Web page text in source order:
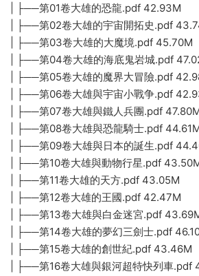
| ├──第01卷大雄的恐龍.pdf 42.93M
| ├──第02卷大雄的宇宙開拓史.pdf
| ├──第03卷大雄的大魔境.pdf 45.70M
| ├──第04卷大雄的海底鬼岩城.pdf
| ├──第05卷大雄的魔界大冒險.pdf
| ├──第06卷大雄與宇宙小戰争.pdf
| ├──第07卷大雄與鐵人兵團.pdf
| ├──第08卷大雄與恐龍騎士.pdf
| ├──第09卷大雄與日本的誕生.pdf
| ├──第10卷大雄與動物行星.pdf
| ├──第11卷大雄的天方.pdf 43.05M
| ├──第12卷大雄的王國.pdf 42.47M
| ├──第13卷大雄與白金迷宮.pdf
| ├──第14卷大雄的夢幻三劍士.pdf
| ├──第15卷大雄的創世紀.pdf 43.46M
| ├──第16卷大雄與銀河超特快列車.pdf